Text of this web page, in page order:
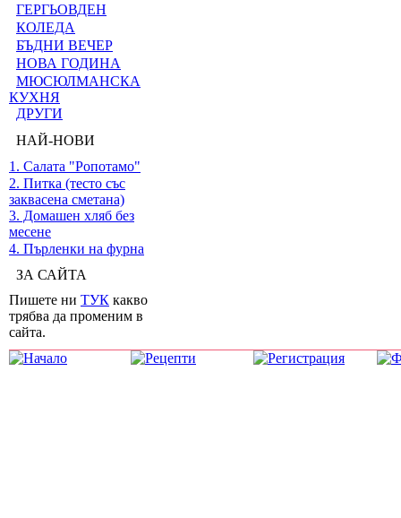
ГЕРГЬОВДЕН
КОЛЕДА
БЪДНИ ВЕЧЕР
НОВА ГОДИНА
МЮСЮЛМАНСКА
КУХНЯ
ДРУГИ
НАЙ-НОВИ
1. Салата "Ропотамо"
2. Питка (тесто със
заквасена сметана)
3. Домашен хляб без
месене
4. Пърленки на фурна
ЗА САЙТА
Пишете ни ТУК какво
трябва да променим в
сайта.